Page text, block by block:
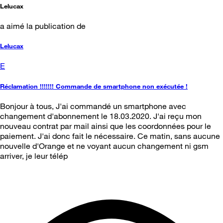
Lelucax
a aimé la publication de
Lelucax
E
Réclamation !!!!!!! Commande de smartphone non exécutée !
Bonjour à tous, J'ai commandé un smartphone avec
changement d'abonnement le 18.03.2020. J'ai reçu mon
nouveau contrat par mail ainsi que les coordonnées pour le
paiement. J'ai donc fait le nécessaire. Ce matin, sans aucune
nouvelle d'Orange et ne voyant aucun changement ni gsm
arriver, je leur télép